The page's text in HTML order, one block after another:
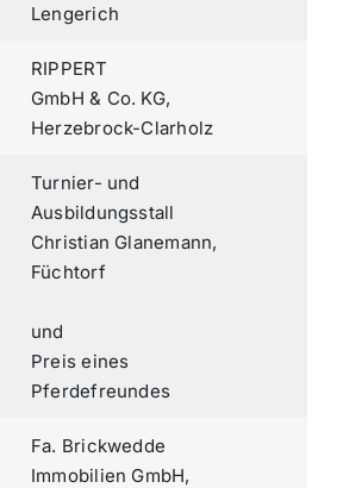
Lengerich
RIPPERT
GmbH & Co. KG,
Herzebrock-Clarholz
Turnier- und
Ausbildungsstall
Christian Glanemann,
Füchtorf
und
Preis eines
Pferdefreundes
Fa. Brickwedde
Immobilien GmbH,